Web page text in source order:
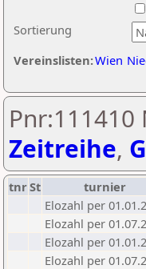
Sortierung
Vereinslisten:Wien
Zeitreihe,
tnrSt turnier
Elozahl per
Elozahl per
Elozahl per
Elozahl per